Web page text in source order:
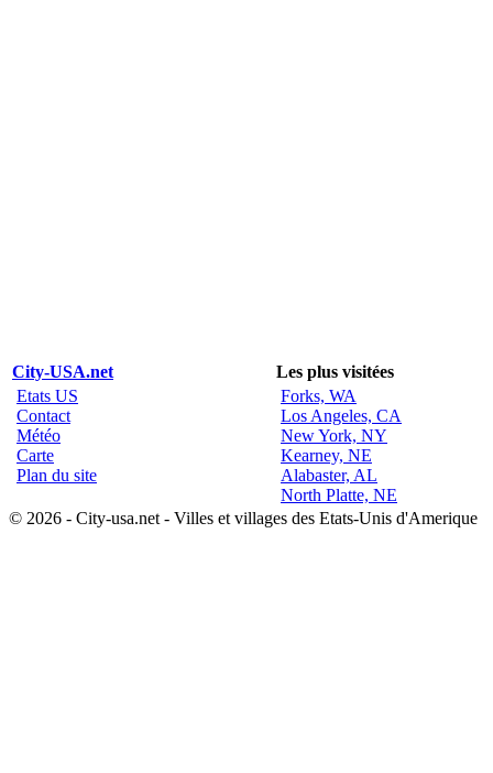
City-USA.net
Les plus visitées
Etats US
Contact
Météo
Carte
Plan du site
Forks, WA
Los Angeles, CA
New York, NY
Kearney, NE
Alabaster, AL
North Platte, NE
© 2026 - City-usa.net - Villes et villages des Etats-Unis d'Amerique